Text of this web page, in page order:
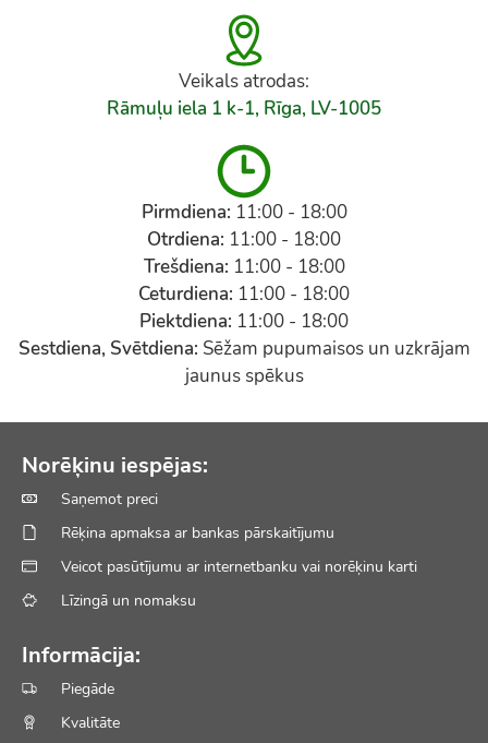
Veikals atrodas:
Rāmuļu iela 1 k-1, Rīga, LV-1005
Pirmdiena: 11:00 - 18:00
Otrdiena: 11:00 - 18:00
Trešdiena: 11:00 - 18:00
Ceturdiena: 11:00 - 18:00
Piektdiena: 11:00 - 18:00
Sestdiena, Svētdiena: Sēžam pupumaisos un uzkrājam
jaunus spēkus
Norēķinu iespējas:
Saņemot preci
Rēķina apmaksa ar bankas pārskaitījumu
Veicot pasūtījumu ar internetbanku vai norēķinu karti
Līzingā un nomaksu
Informācija:
Piegāde
Kvalitāte